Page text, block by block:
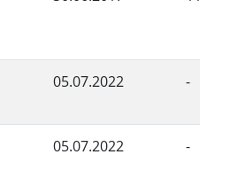
05.07.2022 -
05.07.2022 -